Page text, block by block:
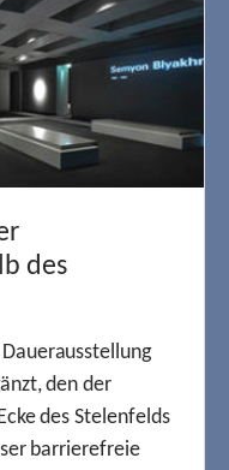
des
den der
des Stelenfelds
barrierefreie